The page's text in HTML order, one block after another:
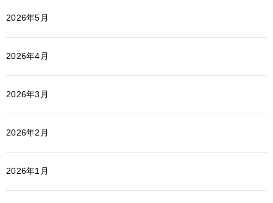
2026年5月
2026年4月
2026年3月
2026年2月
2026年1月